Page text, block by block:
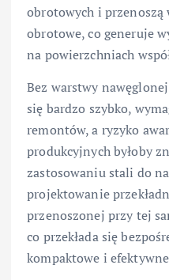
obrotowych i
obrotowe, co generuje
na powierzchniach
Bez warstwy
się bardzo szybko,
remontów, a ryzyko
produkcyjnych byłoby
zastosowaniu stali do
projektowanie
przenoszonej przy tej
co przekłada się
kompaktowe i